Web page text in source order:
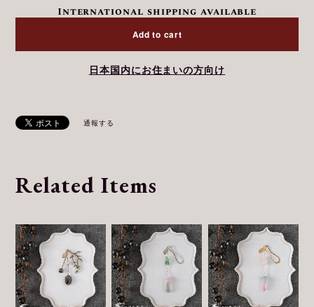
International shipping available
Add to cart
日本国内にお住まいの方向け
通報する
Related Items